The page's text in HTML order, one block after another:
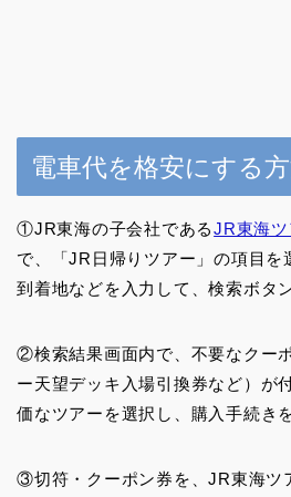
電車代を格安にする
①JR東海の子会社であるJR東海
で、「JR日帰りツアー」の項目を
到着地などを入力して、検索ボタ
②検索結果画面内で、不要なクー
ー天望デッキ入場引換券など）が
価なツアーを選択し、購入手続き
③切符・クーポン券を、JR東海ツ